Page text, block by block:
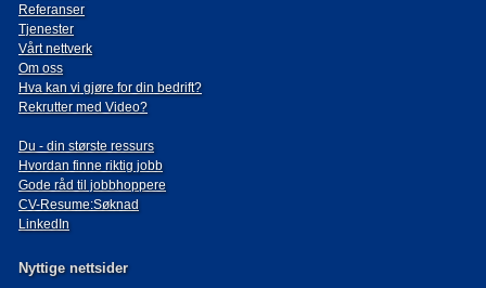
Referanser
Tjenester
Vårt nettverk
Om oss
Hva kan vi gjøre for din bedrift?
Rekrutter med Video?
Du - din største ressurs
Hvordan finne riktig jobb
Gode råd til jobbhoppere
CV-Resume:Søknad
LinkedIn
Nyttige nettsider